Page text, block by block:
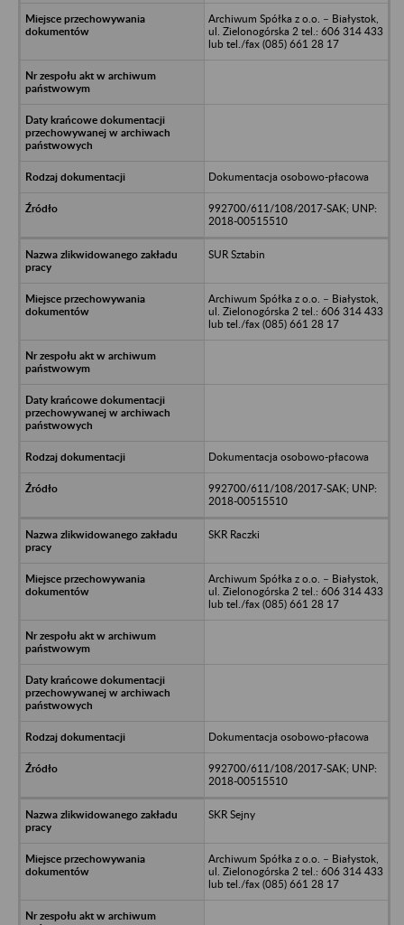
Archiwum Spółka z o.o. – Białystok,
ul. Zielonogórska 2 tel.: 606 314 433
lub tel./fax (085) 661 28 17
Dokumentacja osobowo-płacowa
992700/611/108/2017-SAK; UNP:
2018-00515510
SUR Sztabin
Archiwum Spółka z o.o. – Białystok,
ul. Zielonogórska 2 tel.: 606 314 433
lub tel./fax (085) 661 28 17
Dokumentacja osobowo-płacowa
992700/611/108/2017-SAK; UNP:
2018-00515510
SKR Raczki
Archiwum Spółka z o.o. – Białystok,
ul. Zielonogórska 2 tel.: 606 314 433
lub tel./fax (085) 661 28 17
Dokumentacja osobowo-płacowa
992700/611/108/2017-SAK; UNP:
2018-00515510
SKR Sejny
Archiwum Spółka z o.o. – Białystok,
ul. Zielonogórska 2 tel.: 606 314 433
lub tel./fax (085) 661 28 17